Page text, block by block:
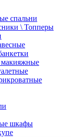
спальни
\ Топперы
шкафы